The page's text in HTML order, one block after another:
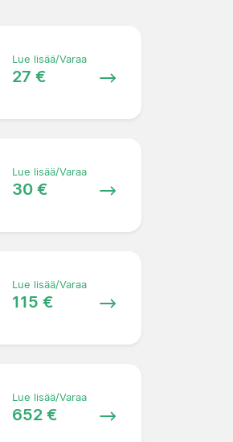
Lue lisää/Varaa
27 €
Lue lisää/Varaa
30 €
Lue lisää/Varaa
115 €
Lue lisää/Varaa
652 €